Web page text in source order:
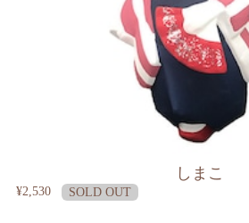
しまこ
¥2,530 SOLD OUT